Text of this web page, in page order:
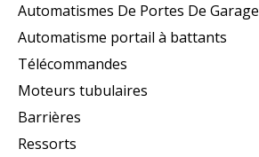
Automatismes De Portes De Garage
Automatisme portail à battants
Télécommandes
Moteurs tubulaires
Barrières
Ressorts